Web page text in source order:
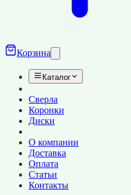
Корзина
Каталог
Сверла
Коронки
Диски
О компании
Доставка
Оплата
Статьи
Контакты